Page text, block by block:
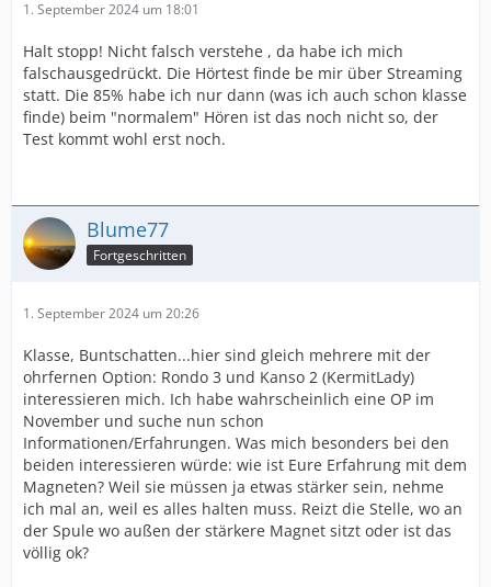
1. September 2024 um 18:01
Halt stopp! Nicht falsch verstehe , da habe ich mich
falschausgedrückt. Die Hörtest finde be mir über Streaming
statt. Die 85% habe ich nur dann (was ich auch schon klasse
finde) beim "normalem" Hören ist das noch nicht so, der
Test kommt wohl erst noch.
Blume77
Fortgeschritten
1. September 2024 um 20:26
Klasse, Buntschatten...hier sind gleich mehrere mit der
ohrfernen Option: Rondo 3 und Kanso 2 (KermitLady)
interessieren mich. Ich habe wahrscheinlich eine OP im
November und suche nun schon
Informationen/Erfahrungen. Was mich besonders bei den
beiden interessieren würde: wie ist Eure Erfahrung mit dem
Magneten? Weil sie müssen ja etwas stärker sein, nehme
ich mal an, weil es alles halten muss. Reizt die Stelle, wo an
der Spule wo außen der stärkere Magnet sitzt oder ist das
völlig ok?